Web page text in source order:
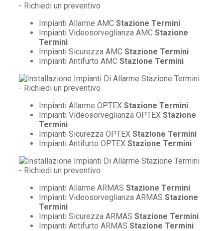
Impianti Allarme AMC Stazione Termini
Impianti Videosorveglianza AMC Stazione
Termini
Impianti Sicurezza AMC Stazione Termini
Impianti Antifurto AMC Stazione Termini
Impianti Allarme OPTEX Stazione Termini
Impianti Videosorveglianza OPTEX Stazione
Termini
Impianti Sicurezza OPTEX Stazione Termini
Impianti Antifurto OPTEX Stazione Termini
Impianti Allarme ARMAS Stazione Termini
Impianti Videosorveglianza ARMAS Stazione
Termini
Impianti Sicurezza ARMAS Stazione Termini
Impianti Antifurto ARMAS Stazione Termini